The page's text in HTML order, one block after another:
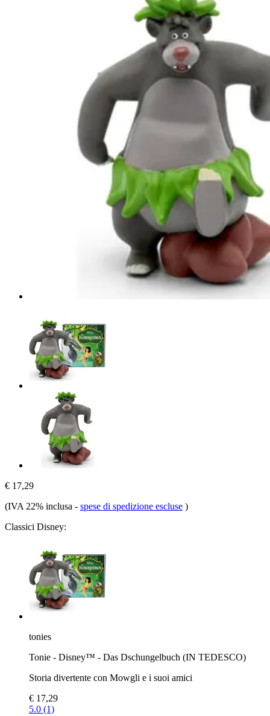
€ 17,29
(IVA 22% inclusa - spese di spedizione escluse )
Classici Disney:
tonies
Tonie - Disney™ - Das Dschungelbuch (IN TEDESCO)
Storia divertente con Mowgli e i suoi amici
€ 17,29
5.0 (1)